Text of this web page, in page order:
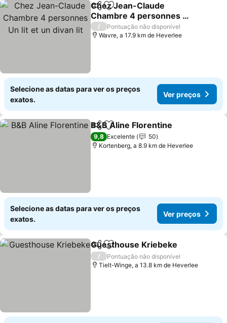
PartilharAdicionar aos favoritos
Chez Jean-Claude
Chambre 4 personnes Un
lit et un divan lit
Ver preços
/
Pontuação não disponível
Wavre, a 17.9 km de Heverlee
Selecione as datas para ver os preços
exatos.
Ver preços
PartilharAdicionar aos favoritos
B&B Aline Florentine
9,8 Excelente
50
Kortenberg, a 8.9 km de Heverlee
Selecione as datas para ver os preços
exatos.
Ver preços
PartilharAdicionar aos favoritos
Guesthouse Kriebeke
/
Pontuação não disponível
Tielt-Winge, a 13.8 km de Heverlee